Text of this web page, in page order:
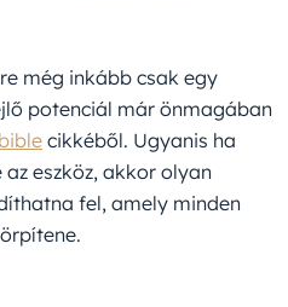
még inkább csak egy
potenciál már önmagában
cikkéből. Ugyanis ha
eszköz, akkor olyan
fel, amely minden